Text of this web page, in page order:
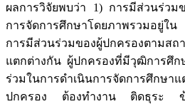
ผลการวิจัยพบว่า 1) การมีส่วนร่วม
การจัดการศึกษาโดยภาพรวมอยู่ใน
การมีส่วนร่วมของผู้ปกครองตามส
แตกต่างกัน ผู้ปกครองที่มีวุฒิการศึ
ร่วมในการดำเนินการจัดการศึกษา
ปกครอง ต้องทำงาน ติดธุระ ข้